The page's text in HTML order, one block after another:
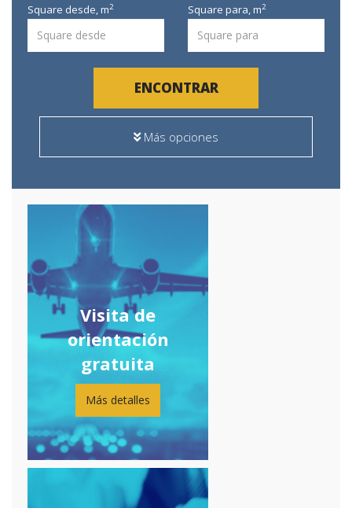
Square desde,m2 Square para,m2
ENCONTRAR
Más opciones
Visita de
orientación
gratuita
Más detalles